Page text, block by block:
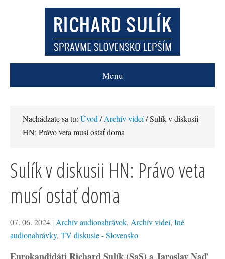
Menu
Nachádzate sa tu: Úvod /Archív videí/ Sulík v diskusii
HN: Právo veta musí ostať doma
Sulík v diskusii HN: Právo veta
musí ostať doma
07. 06. 2024 | Archív audionahrávok, Archív videí, Iné
audionahrávky, TV diskusie - Slovensko